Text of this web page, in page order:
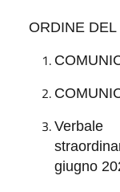
ORDINE DEL
Verbale
giugno